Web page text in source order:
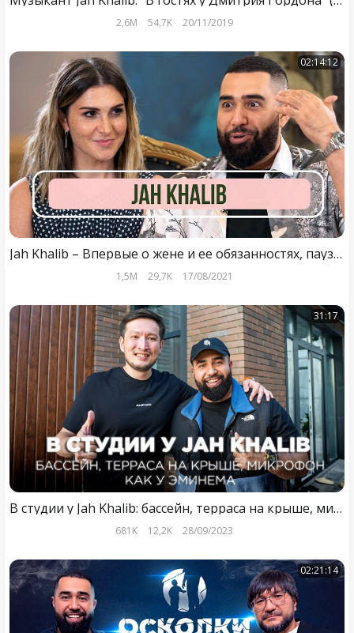
2,6M 54,7K 20/11/2019
02:14:12
Jah Khalib – Впервые о жене и ее обязанностях, паузе в карьере и привороте
1,5M 29,7K 17/08/2021
31:17
В студии у Jah Khalib: бассейн, терраса на крыше, микрофон как у Эминема
681K 12,2K 28/09/2023
02:21:14